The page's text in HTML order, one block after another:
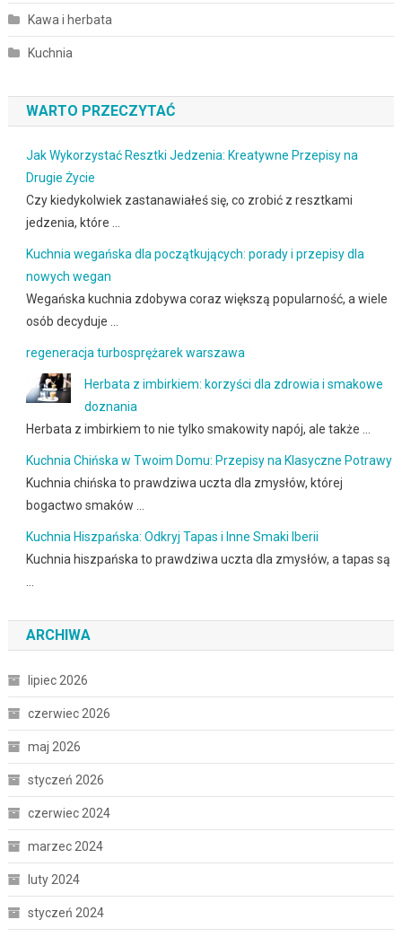
Kawa i herbata
Kuchnia
WARTO PRZECZYTAĆ
Jak Wykorzystać Resztki Jedzenia: Kreatywne Przepisy na
Drugie Życie
Czy kiedykolwiek zastanawiałeś się, co zrobić z resztkami
jedzenia, które …
Kuchnia wegańska dla początkujących: porady i przepisy dla
nowych wegan
Wegańska kuchnia zdobywa coraz większą popularność, a wiele
osób decyduje …
regeneracja turbosprężarek warszawa
Herbata z imbirkiem: korzyści dla zdrowia i smakowe
doznania
Herbata z imbirkiem to nie tylko smakowity napój, ale także …
Kuchnia Chińska w Twoim Domu: Przepisy na Klasyczne Potrawy
Kuchnia chińska to prawdziwa uczta dla zmysłów, której
bogactwo smaków …
Kuchnia Hiszpańska: Odkryj Tapas i Inne Smaki Iberii
Kuchnia hiszpańska to prawdziwa uczta dla zmysłów, a tapas są
ARCHIWA
lipiec 2026
czerwiec 2026
maj 2026
styczeń 2026
czerwiec 2024
marzec 2024
luty 2024
styczeń 2024